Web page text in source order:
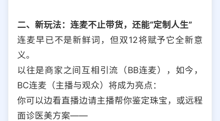
二、新玩法：连麦不止带货，还能“定制人生”
连麦早已不是新鲜词，但双12将赋予它全新意
义。
以往是商家之间互相引流（BB连麦），如今，
BC连麦（主播与观众）将成为亮点：
你可以边看直播边请主播帮你鉴定珠宝，或远程
面诊医美方案——